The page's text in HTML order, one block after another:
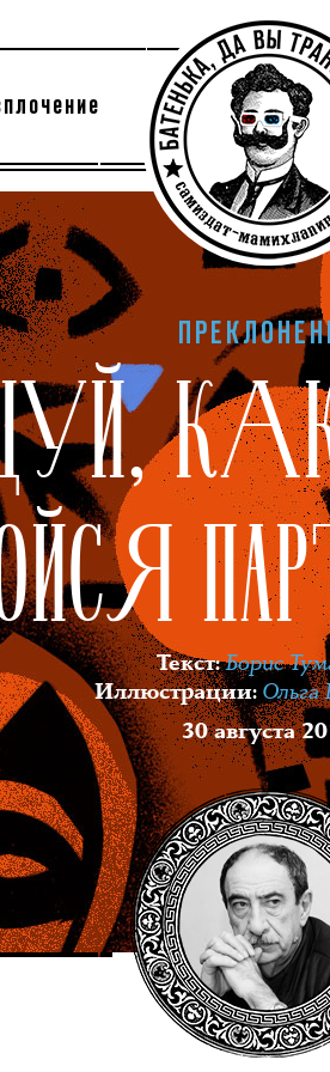
секты
Текст:Борис
Иллюстрации: Ольга
30 августа